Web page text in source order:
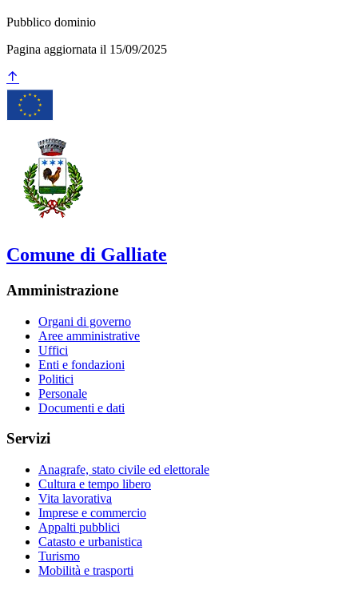
Pubblico dominio
Pagina aggiornata il 15/09/2025
Comune di Galliate
Amministrazione
Organi di governo
Aree amministrative
Uffici
Enti e fondazioni
Politici
Personale
Documenti e dati
Servizi
Anagrafe, stato civile ed elettorale
Cultura e tempo libero
Vita lavorativa
Imprese e commercio
Appalti pubblici
Catasto e urbanistica
Turismo
Mobilità e trasporti